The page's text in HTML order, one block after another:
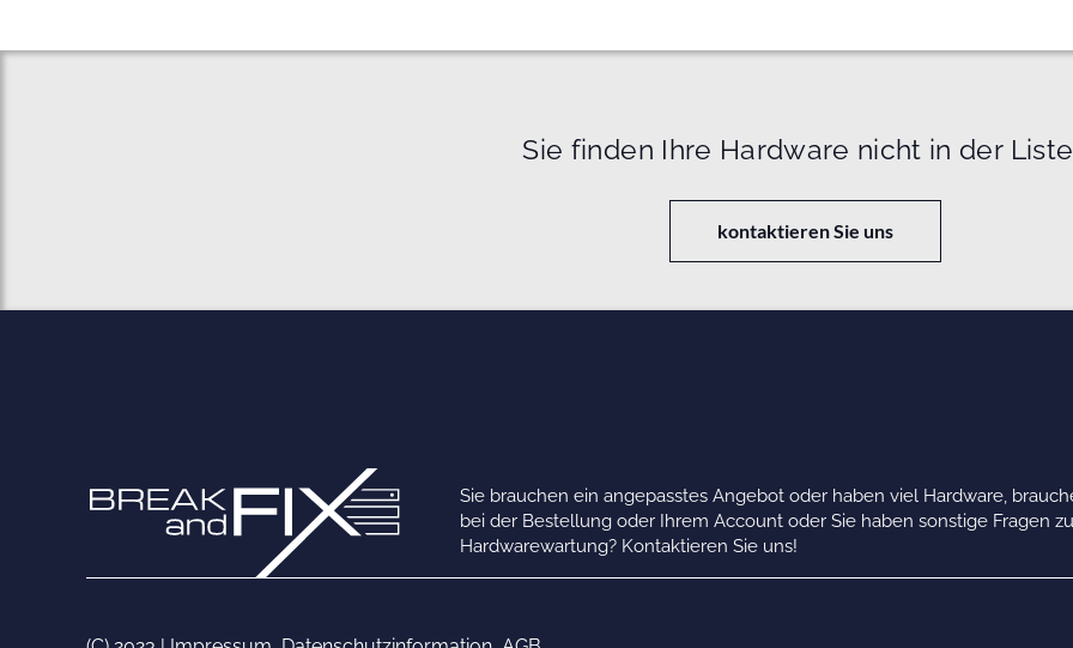
Sie finden Ihre Hardware nicht in der
kontaktieren Sie uns
Sie brauchen ein angepasstes Angebot oder haben viel Hardware,
bei der Bestellung oder Ihrem Account oder Sie haben sonstige Fragen zu
Hardwarewartung? Kontaktieren Sie uns!